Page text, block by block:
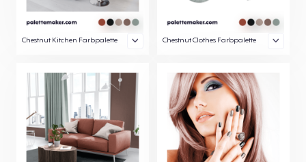
Chestnut Kitchen Farbpalette Chestnut Clothes Farbpalette